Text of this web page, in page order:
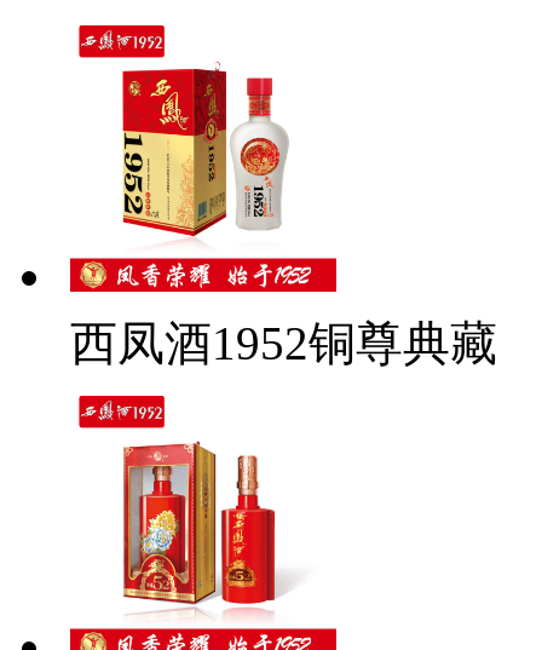
西凤酒1952铜尊典藏